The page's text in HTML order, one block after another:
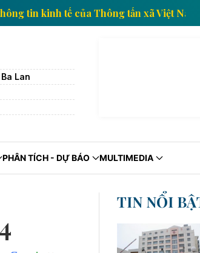
Trang thông tin kinh tế của Thông tấn xã
Lan
PHÂN TÍCH - DỰ BÁO MULTIMEDIA
TIN NỔI